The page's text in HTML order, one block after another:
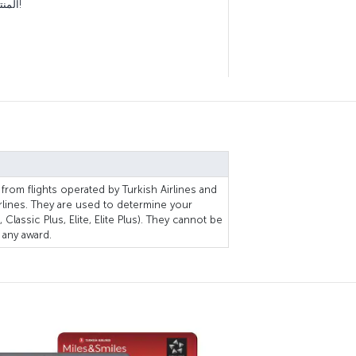
المنتجات والخدمات. لا تنسى متابعة عروضنا!
flights operated by Turkish Airlines and
They are used to determine your
Plus, Elite, Elite Plus). They cannot be
award.